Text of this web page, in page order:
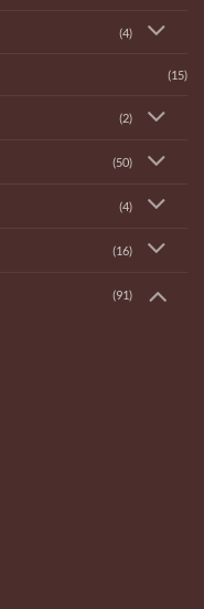
(4)
(15)
(2)
(50)
(4)
(16)
(91)